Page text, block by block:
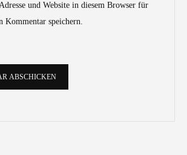
und Website in diesem Browser für
Kommentar speichern.